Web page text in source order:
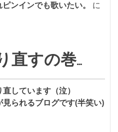
ンインでも歌いたい。
に
直すの巻…
しています（泣）
られるブログです(半笑い)